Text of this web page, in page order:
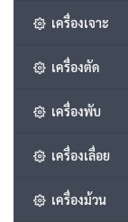
เครื่องเจาะ
เครื่องตัด
เครื่องพับ
เครื่องเลื่อย
เครื่องม้วน